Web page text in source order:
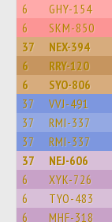
6 GHY-154
6 SKM-850
37 NEX-394
6 RRY-120
6 SYO-806
37 VVJ-491
37 RMI-337
37 RMI-337
37 NEJ-606
6 XYK-726
6 TYO-483
6 MHF-318